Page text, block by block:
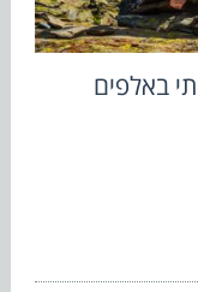
באלפים